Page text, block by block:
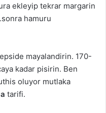
ekleyip tekrar margarin
hamuru
mayalandirin. 170-
kadar pisirin. Ben
oluyor mutlaka
tarifi.